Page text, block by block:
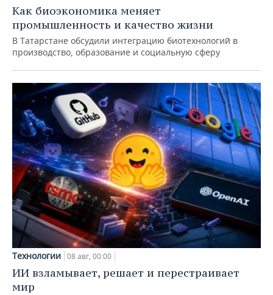
Как биоэкономика меняет
промышленность и качество жизни
В Татарстане обсудили интеграцию биотехнологий в
производство, образование и социальную сферу
Технологии 08 авг, 00:00
ИИ взламывает, решает и перестраивает
мир